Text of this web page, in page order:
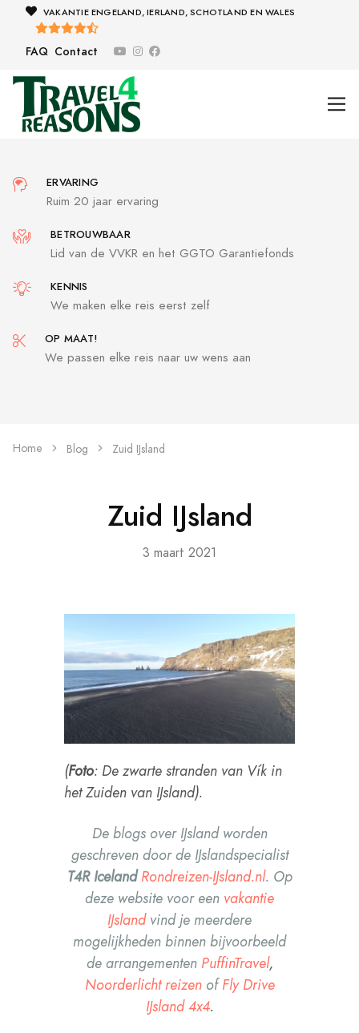
VAKANTIE ENGELAND, IERLAND, SCHOTLAND EN WALES
FAQ Contact
ERVARING
Ruim 20 jaar ervaring
BETROUWBAAR
Lid van de VVKR en het GGTO Garantiefonds
KENNIS
We maken elke reis eerst zelf
OP MAAT!
We passen elke reis naar uw wens aan
Home Blog Zuid IJsland
Zuid IJsland
3 maart 2021
(Foto: De zwarte stranden van Vík in
het Zuiden van IJsland).
De blogs over IJsland worden
geschreven door de IJslandspecialist
T4R IcelandRondreizen-IJsland.nl. Op
deze website voor een vakantie
IJsland vind je meerdere
mogelijkheden binnen bijvoorbeeld
de arrangementen PuffinTravel,
Noorderlicht reizen of Fly Drive
IJsland 4x4.